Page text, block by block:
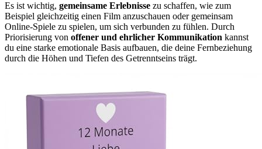
Es ist wichtig, gemeinsame Erlebnisse zu schaffen, wie zum
Beispiel gleichzeitig einen Film anzuschauen oder gemeinsam
Online-Spiele zu spielen, um sich verbunden zu fühlen. Durch
Priorisierung von offener und ehrlicher Kommunikation kannst
du eine starke emotionale Basis aufbauen, die deine Fernbeziehung
durch die Höhen und Tiefen des Getrenntseins trägt.